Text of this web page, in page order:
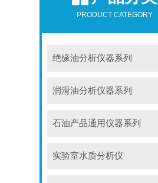
PRODUCT CATEGORY
绝缘油分析仪器系列
润滑油分析仪器系列
石油产品通用仪器系列
实验室水质分析仪